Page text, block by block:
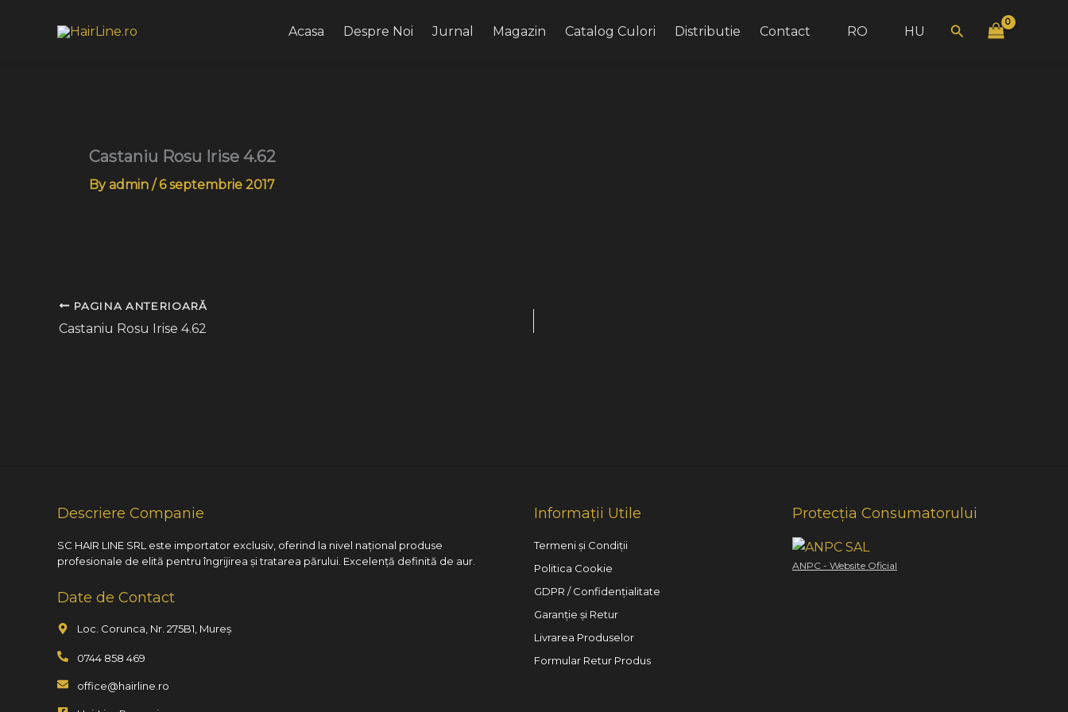
Acasa Despre Noi Jurnal Magazin Catalog Culori Distributie Contact RO HU Search
Castaniu Rosu Irise 4.62
By admin /6 septembrie 2017
PAGINA ANTERIOARĂ
Castaniu Rosu Irise 4.62
Descriere Companie
SC HAIR LINE SRL este importator exclusiv, oferind la nivel național produse
profesionale de elită pentru îngrijirea și tratarea părului. Excelență definită de aur.
Date de Contact
Loc. Corunca, Nr. 275B1, Mureș
0744 858 469
office@hairline.ro
Informații Utile
Termeni și Condiții
Politica Cookie
GDPR / Confidențialitate
Garanție și Retur
Livrarea Produselor
Formular Retur Produs
Protecția Consumatorului
ANPC - Website Oficial